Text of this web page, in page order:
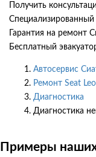
Получить
Специализированный
Гарантия на ремонт
Бесплатный
Автосервис
Ремонт Seat
Диагностика
Диагностика
Примеры